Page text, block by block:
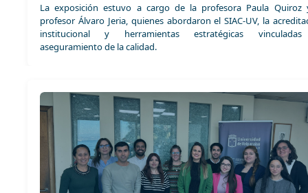
La exposición estuvo a cargo de la profesora Paula Quiroz
profesor Álvaro Jeria, quienes abordaron el SIAC-UV, la
institucional y herramientas estratégicas
aseguramiento de la calidad.